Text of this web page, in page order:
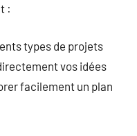
:
types de projets
vos idées
facilement un plan